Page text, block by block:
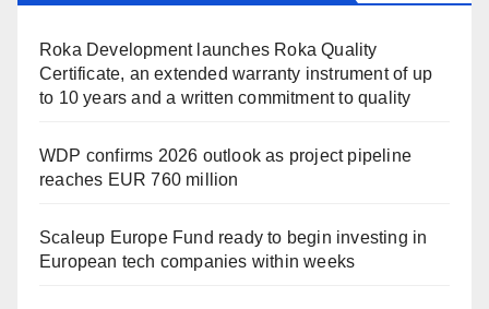
Roka Development launches Roka Quality
Certificate, an extended warranty instrument of up
to 10 years and a written commitment to quality
WDP confirms 2026 outlook as project pipeline
reaches EUR 760 million
Scaleup Europe Fund ready to begin investing in
European tech companies within weeks